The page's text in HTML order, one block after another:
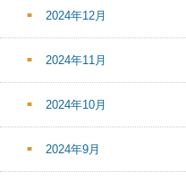
2024年12月
2024年11月
2024年10月
2024年9月